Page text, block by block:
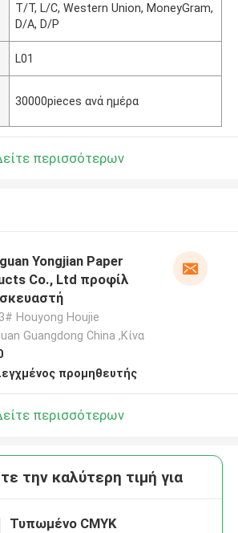
T/T, L/C, Western Union, MoneyGram,
D/A, D/P
L01
30000pieces ανά ημέρα
περισσότερων
Yongjian Paper
Co., Ltd προφίλ
Houyong Houjie
Guangdong China ,Κίνα
προμηθευτής
περισσότερων
την καλύτερη τιμή για
Τυπωμένο CMYK